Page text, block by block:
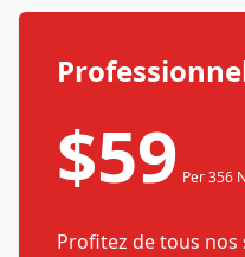
$59 Per 356
Profitez de tous nos